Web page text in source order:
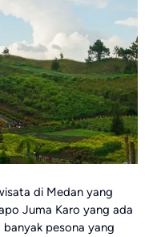
di Medan yang
Juma Karo yang ada
banyak pesona yang